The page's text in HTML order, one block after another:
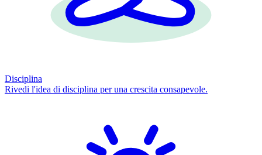
Disciplina
Rivedi l'idea di disciplina per una crescita consapevole.